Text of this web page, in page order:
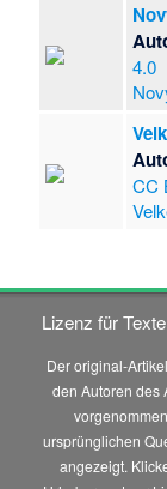
4.0
CC
Lizenz für
Der original-
den Autoren des
ursprünglichen
angezeigt.